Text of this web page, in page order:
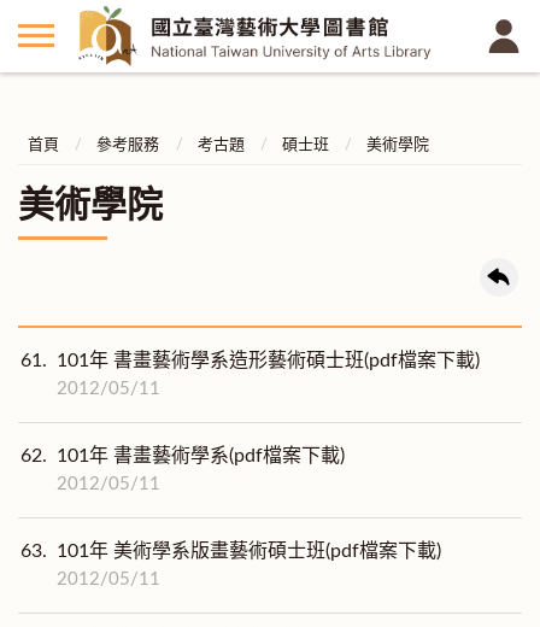
首頁 參考服務 考古題 碩士班 美術學院
美術學院
61. 101年 書畫藝術學系造形藝術碩士班(pdf檔案下載)
2012/05/11
62. 101年 書畫藝術學系(pdf檔案下載)
2012/05/11
63. 101年 美術學系版畫藝術碩士班(pdf檔案下載)
2012/05/11